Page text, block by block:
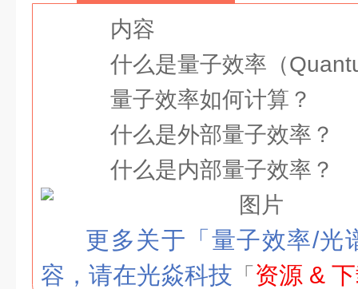
内容
什么是量子效率（
量子效率如何计算？
什么是外部量子效率？
什么是内部量子效率？
更多关于「量子效率/光
容，请在光焱科技 「 资源 &